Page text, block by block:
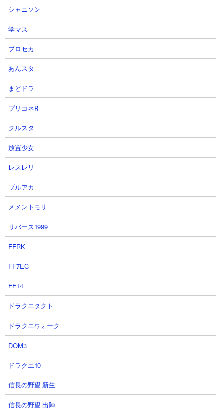
４．極悪のトリ降臨 アポカリプス ラスヴォース
を使った9種編成攻略
【出撃メンバー】
【攻略概要】
「いし。」さんの攻略動画です。アイテムはネコボンを使用、に
ゃんコンボは攻撃力と攻撃力上昇効果と資金回りを強化していま
す。残り枠はコーン、研究家、スーパーカー、ラスヴォース。序
盤から敵を進軍させないようコーンを連打し、研究家やスーパー
カーでバリアを破壊しながらラスヴォースの渾身の一撃がさく裂
するのを祈るのみ。成功すればボスも一撃で溶けてあとは敵城を
破壊するのみです。
シャニソン
学マス
プロセカ
あんスタ
まどドラ
プリコネR
クルスタ
放置少女
レスレリ
ブルアカ
メメントモリ
リバース1999
FFRK
FF7EC
FF14
ドラクエタクト
ドラクエウォーク
DQM3
ドラクエ10
信長の野望 新生
信長の野望 出陣